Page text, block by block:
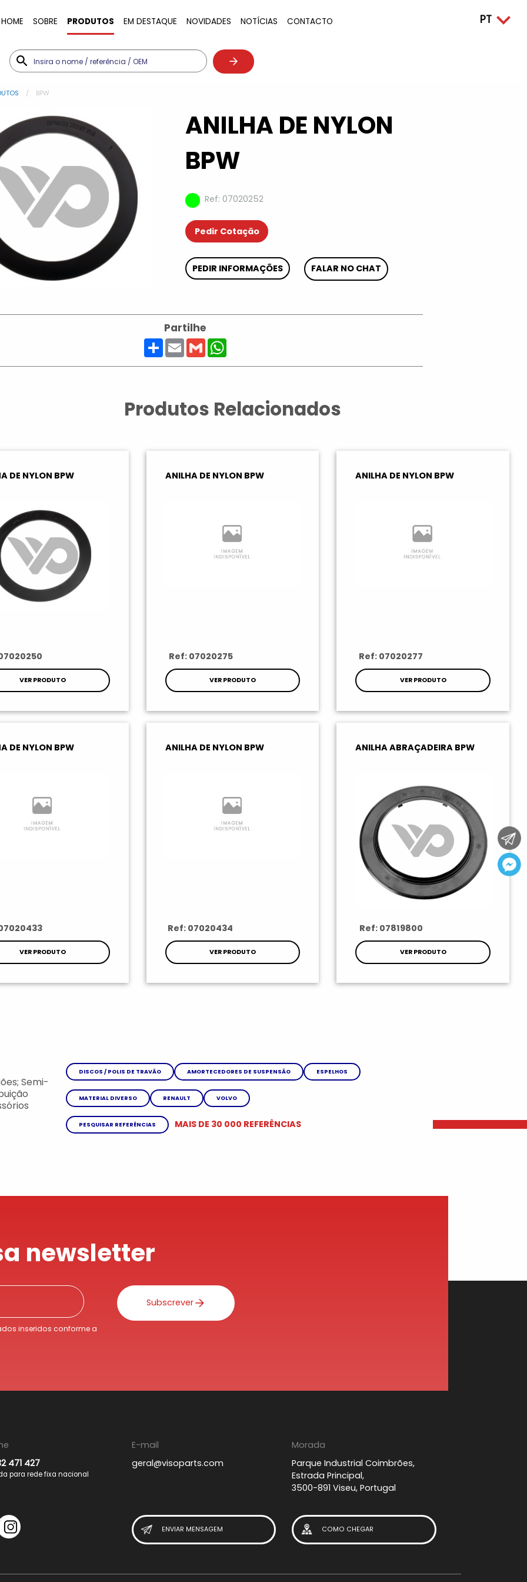
HOME SOBRE PRODUTOS EM DESTAQUE NOVIDADES NOTÍCIAS CONTACTO
BPW
ANILHA DE NYLON
BPW
Ref: 07020252
Pedir Cotação
PEDIR INFORMAÇÕES FALAR NO CHAT
Partilhe
ShareEmailGmailWhatsApp
Produtos Relacionados
DE NYLON BPW
VER PRODUTO
ANILHA DE NYLON BPW
Ref: 07020275
VER PRODUTO
ANILHA DE NYLON BPW
Ref: 07020277
VER PRODUTO
DE NYLON BPW
VER PRODUTO
ANILHA DE NYLON BPW
Ref: 07020434
VER PRODUTO
ANILHA ABRAÇADEIRA BPW
Ref: 07819800
VER PRODUTO
Semi-
DISCOS / POLIS DE TRAVÃO AMORTECEDORES DE SUSPENSÃO ESPELHOS
MATERIAL DIVERSO RENAULT VOLVO
PESQUISAR REFERÊNCIAS MAIS DE 30 000 REFERÊNCIAS
newsletter
inseridos conforme a
Subscrever
471 427
para rede fixa nacional
E-mail
geral@visoparts.com
Morada
Parque Industrial Coimbrões,
Estrada Principal,
3500-891 Viseu, Portugal
ENVIAR MENSAGEM COMO CHEGAR